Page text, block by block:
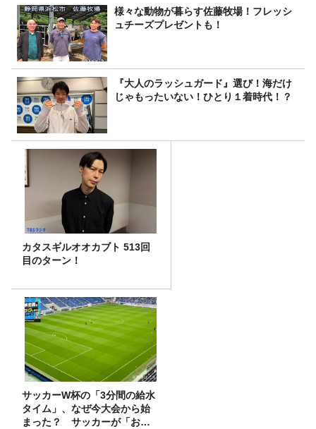
様々な動物が暮らす佐藤牧場！フレッシ
ュチーズプレゼントも！
『大人のラッシュガード』選び！海だけ
じゃもったいない！ひとり１着時代！？
カタスギルオオカブト 513回
目のターン！
サッカーW杯の「3分間の給水
タイム」、なぜ今大会から始
まった？ サッカーが「お